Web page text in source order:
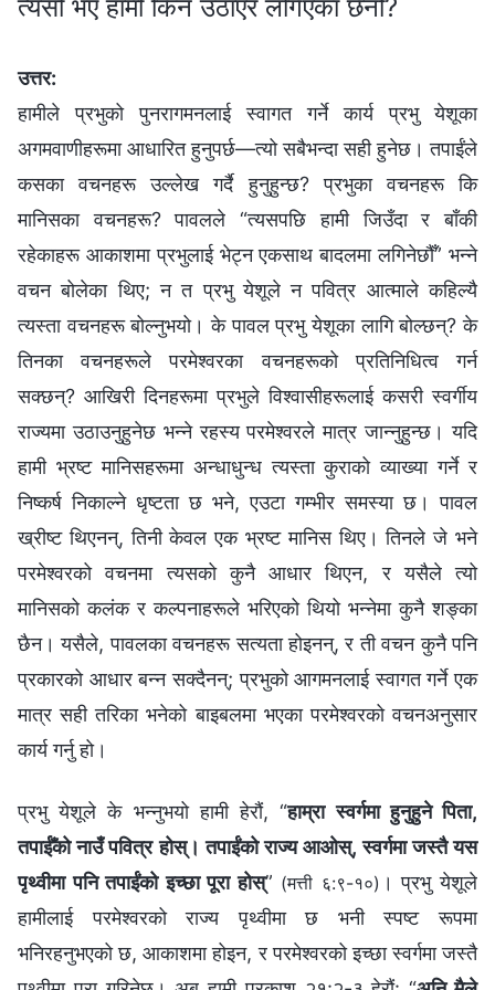
त्यसो भए हामी किन उठाएर लगिएका छैनौं?
उत्तर:
हामीले प्रभुको पुनरागमनलाई स्वागत गर्ने कार्य प्रभु येशूका
अगमवाणीहरूमा आधारित हुनुपर्छ—त्यो सबैभन्दा सही हुनेछ। तपाईंले
कसका वचनहरू उल्लेख गर्दै हुनुहुन्छ? प्रभुका वचनहरू कि
मानिसका वचनहरू? पावलले “त्यसपछि हामी जिउँदा र बाँकी
रहेकाहरू आकाशमा प्रभुलाई भेट्न एकसाथ बादलमा लगिनेछौँ” भन्ने
वचन बोलेका थिए; न त प्रभु येशूले न पवित्र आत्माले कहिल्यै
त्यस्ता वचनहरू बोल्नुभयो। के पावल प्रभु येशूका लागि बोल्छन्? के
तिनका वचनहरूले परमेश्‍वरका वचनहरूको प्रतिनिधित्व गर्न
सक्छन्? आखिरी दिनहरूमा प्रभुले विश्‍वासीहरूलाई कसरी स्वर्गीय
राज्यमा उठाउनुहुनेछ भन्ने रहस्य परमेश्‍वरले मात्र जान्नुहुन्छ। यदि
हामी भ्रष्ट मानिसहरूमा अन्धाधुन्ध त्यस्ता कुराको व्याख्या गर्ने र
निष्कर्ष निकाल्ने धृष्टता छ भने, एउटा गम्भीर समस्या छ। पावल
ख्रीष्ट थिएनन्, तिनी केवल एक भ्रष्ट मानिस थिए। तिनले जे भने
परमेश्‍वरको वचनमा त्यसको कुनै आधार थिएन, र यसैले त्यो
मानिसको कलंक र कल्पनाहरूले भरिएको थियो भन्‍नेमा कुनै शङ्का
छैन। यसैले, पावलका वचनहरू सत्यता होइनन्, र ती वचन कुनै पनि
प्रकारको आधार बन्न सक्दैनन्; प्रभुको आगमनलाई स्वागत गर्ने एक
मात्र सही तरिका भनेको बाइबलमा भएका परमेश्‍वरको वचनअनुसार
कार्य गर्नु हो।
प्रभु येशूले के भन्नुभयो हामी हेरौं, “हाम्रा स्वर्गमा हुनुहुने पिता,
तपाईँको नाउँ पवित्र होस्। तपाईंको राज्य आओस्, स्वर्गमा जस्तै यस
पृथ्वीमा पनि तपाईंको इच्छा पूरा होस्” (मत्ती ६:९-१०) । प्रभु येशूले
हामीलाई परमेश्‍वरको राज्य पृथ्वीमा छ भनी स्पष्ट रूपमा
भनिरहनुभएको छ, आकाशमा होइन, र परमेश्‍वरको इच्छा स्वर्गमा जस्तै